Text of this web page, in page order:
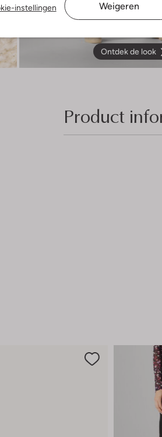
instellingen Weigeren
Ontdek de look
Product